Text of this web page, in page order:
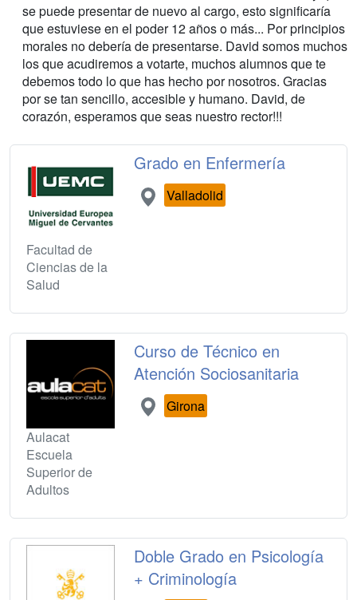
se puede presentar de nuevo al cargo, esto significaría
que estuviese en el poder 12 años o más... Por principios
morales no debería de presentarse. David somos muchos
los que acudiremos a votarte, muchos alumnos que te
debemos todo lo que has hecho por nosotros. Gracias
por se tan sencillo, accesible y humano. David, de
corazón, esperamos que seas nuestro rector!!!
Facultad de
Ciencias de la
Salud
Grado en Enfermería
Valladolid
Aulacat
Escuela
Superior de
Adultos
Curso de Técnico en
Atención Sociosanitaria
Girona
Doble Grado en Psicología
+ Criminología